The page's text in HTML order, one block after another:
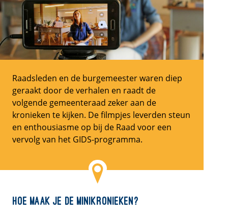
Raadsleden en de burgemeester waren diep
geraakt door de verhalen en raadt de
volgende gemeenteraad zeker aan de
kronieken te kijken. De filmpjes leverden steun
en enthousiasme op bij de Raad voor een
vervolg van het GIDS-programma.
Hoe maak je de minikronieken?